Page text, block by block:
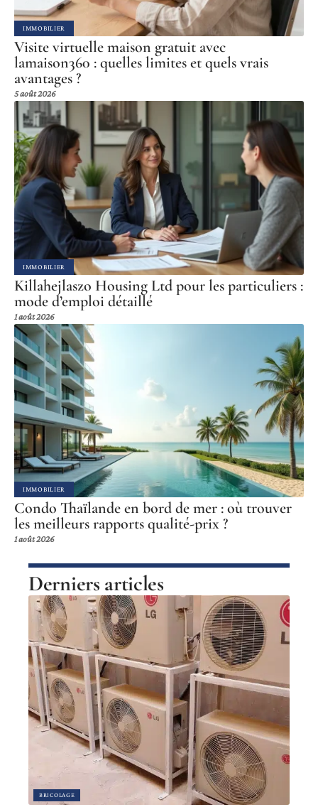
IMMOBILIER
Visite virtuelle maison gratuit avec
lamaison360 : quelles limites et quels vrais
avantages ?
5 août 2026
IMMOBILIER
Killahejlaszo Housing Ltd pour les particuliers :
mode d’emploi détaillé
1 août 2026
IMMOBILIER
Condo Thaïlande en bord de mer : où trouver
les meilleurs rapports qualité-prix ?
1 août 2026
Derniers articles
BRICOLAGE